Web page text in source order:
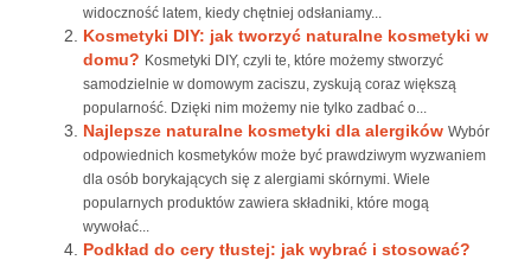
widoczność latem, kiedy chętniej odsłaniamy...
Kosmetyki DIY: jak tworzyć naturalne kosmetyki w
domu? Kosmetyki DIY, czyli te, które możemy stworzyć
samodzielnie w domowym zaciszu, zyskują coraz większą
popularność. Dzięki nim możemy nie tylko zadbać o...
Najlepsze naturalne kosmetyki dla alergików Wybór
odpowiednich kosmetyków może być prawdziwym wyzwaniem
dla osób borykających się z alergiami skórnymi. Wiele
popularnych produktów zawiera składniki, które mogą
wywołać...
Podkład do cery tłustej: jak wybrać i stosować?